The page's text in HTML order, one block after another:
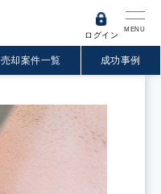
MENU
ログイン
売却案件一覧 成功事例